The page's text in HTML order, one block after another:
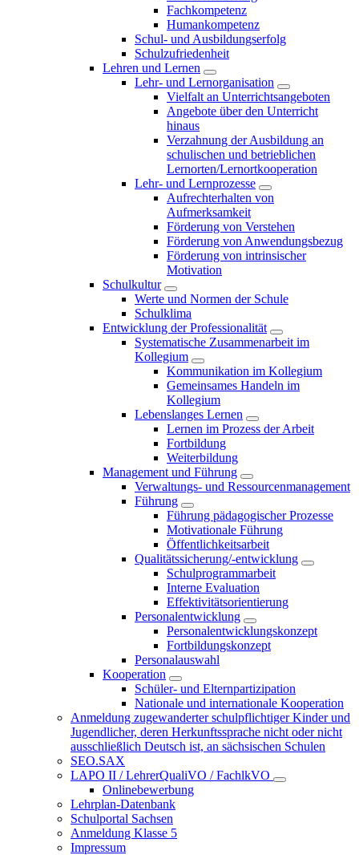
Fachkompetenz
Humankompetenz
Schul- und Ausbildungserfolg
Schulzufriedenheit
Lehren und Lernen
Lehr- und Lernorganisation
Vielfalt an Unterrichtsangeboten
Angebote über den Unterricht
hinaus
Verzahnung der Ausbildung an
schulischen und betrieblichen
Lernorten/Lernortkooperation
Lehr- und Lernprozesse
Aufrechterhalten von
Aufmerksamkeit
Förderung von Verstehen
Förderung von Anwendungsbezug
Förderung von intrinsischer
Motivation
Schulkultur
Werte und Normen der Schule
Schulklima
Entwicklung der Professionalität
Systematische Zusammenarbeit im
Kollegium
Kommunikation im Kollegium
Gemeinsames Handeln im
Kollegium
Lebenslanges Lernen
Lernen im Prozess der Arbeit
Fortbildung
Weiterbildung
Management und Führung
Verwaltungs- und Ressourcenmanagement
Führung
Führung pädagogischer Prozesse
Motivationale Führung
Öffentlichkeitsarbeit
Qualitätssicherung/-entwicklung
Schulprogrammarbeit
Interne Evaluation
Effektivitätsorientierung
Personalentwicklung
Personalentwicklungskonzept
Fortbildungskonzept
Personalauswahl
Kooperation
Schüler- und Elternpartizipation
Nationale und internationale Kooperation
Anmeldung zugewanderter schulpflichtiger Kinder und
Jugendlicher, deren Herkunftssprache nicht oder nicht
ausschließlich Deutsch ist, an sächsischen Schulen
SEO.SAX
LAPO II / LehrerQualiVO / FachlkVO
Onlinebewerbung
Lehrplan-Datenbank
Schulportal Sachsen
Anmeldung Klasse 5
Impressum